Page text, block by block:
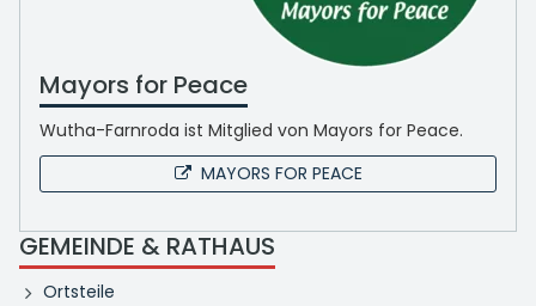
Mayors for Peace
Wutha-Farnroda ist Mitglied von Mayors for Peace.
MAYORS FOR PEACE
GEMEINDE & RATHAUS
Ortsteile